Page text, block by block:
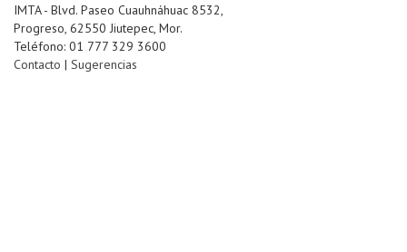
IMTA - Blvd. Paseo Cuauhnáhuac 8532,
Progreso, 62550 Jiutepec, Mor.
Teléfono: 01 777 329 3600
Contacto | Sugerencias